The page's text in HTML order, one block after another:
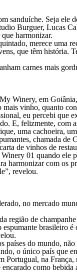
sanduíche. Seja ele
Burguer, Lucas
que harmonizar.
merece uma
que têm história.
carnes mais
Winery, em
vinho, quanto
eu percebi que
E, felizmente, com
uma cachoeira,
chamada
de vinhos de
01 quando ele
harmonizar com os
revelou.
no mercado
região de
brasileiro
do mundo,
o único país que
na
como bebida